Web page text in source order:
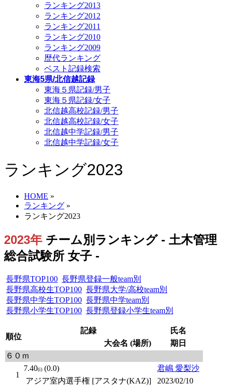
ランキング2013
ランキング2012
ランキング2011
ランキング2010
ランキング2009
歴代ランキング
ベスト記録検索
東海5県/北信越記録
東海５県記録/男子
東海５県記録/女子
北信越高校記録/男子
北信越高校記録/女子
北信越中学記録/男子
北信越中学記録/女子
ランキング2023
HOME »
ランキング »
ランキング2023
2023年 チーム別ランキング - 土木管理
総合試験所 女子 -
長野県TOP100 長野県登録一般team別
長野県高校生TOP100 長野県大学/高校team別
長野県中学生TOP100 長野県中学team別
長野県小学生TOP100 長野県登録小学生team別
順位
記録
氏名
大会名 (場所)
期日
６０ｍ
1
7.40(i) (0.0)
君嶋 愛梨沙
アジア室内選手権 [アスタナ(KAZ)]
2023/02/10